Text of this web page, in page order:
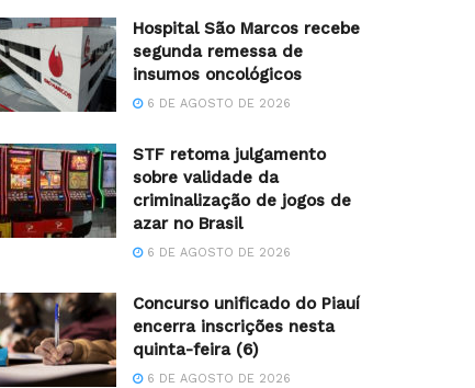
Hospital São Marcos recebe
segunda remessa de
insumos oncológicos
6 DE AGOSTO DE 2026
STF retoma julgamento
sobre validade da
criminalização de jogos de
azar no Brasil
6 DE AGOSTO DE 2026
Concurso unificado do Piauí
encerra inscrições nesta
quinta-feira (6)
6 DE AGOSTO DE 2026